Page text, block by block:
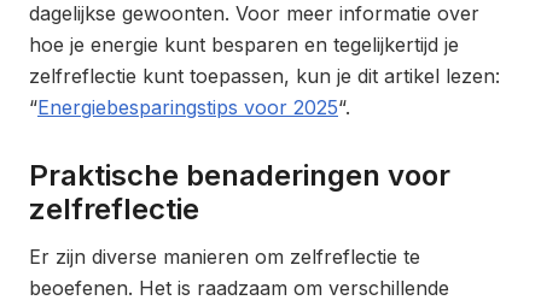
dagelijkse gewoonten. Voor meer informatie over
hoe je energie kunt besparen en tegelijkertijd je
zelfreflectie kunt toepassen, kun je dit artikel lezen:
“Energiebesparingstips voor 2025“.
Praktische benaderingen voor
zelfreflectie
Er zijn diverse manieren om zelfreflectie te
beoefenen. Het is raadzaam om verschillende